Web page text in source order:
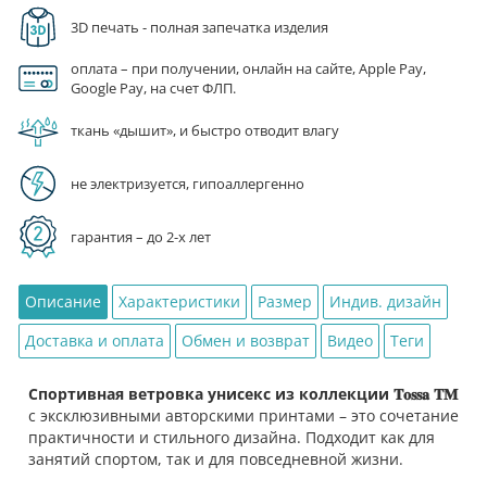
3D печать - полная запечатка изделия
оплата – при получении, онлайн на сайте, Apple Pay,
Google Pay, на счет ФЛП.
ткань «дышит», и быстро отводит влагу
не электризуется, гипоаллергенно
гарантия – до 2-х лет
Описание Характеристики Размер
Индив. дизайн
Доставка и оплата
Обмен и возврат Видео Теги
Спортивная ветровка унисекс из коллекции 𝐓𝐨𝐬𝐬𝐚 𝐓𝐌
с эксклюзивными авторскими принтами – это сочетание
практичности и стильного дизайна. Подходит как для
занятий спортом, так и для повседневной жизни.